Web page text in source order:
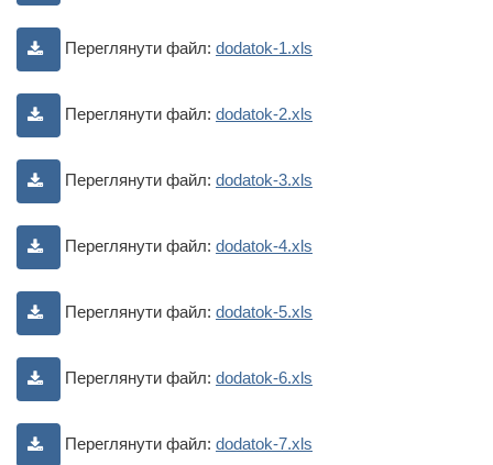
Переглянути файл: dodatok-1.xls
Переглянути файл: dodatok-2.xls
Переглянути файл: dodatok-3.xls
Переглянути файл: dodatok-4.xls
Переглянути файл: dodatok-5.xls
Переглянути файл: dodatok-6.xls
Переглянути файл: dodatok-7.xls